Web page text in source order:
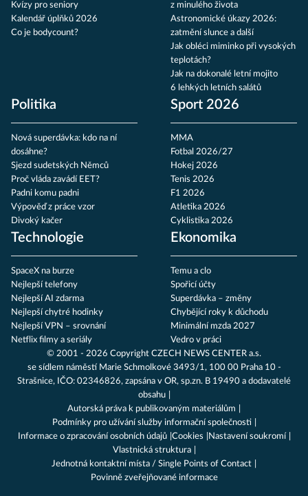
Kvízy pro seniory
Kalendář úplňků 2026
Co je bodycount?
z minulého života
Astronomické úkazy 2026:
zatmění slunce a další
Jak obléci miminko při vysokých
teplotách?
Jak na dokonalé letní mojito
6 lehkých letních salátů
Politika
Nová superdávka: kdo na ní
dosáhne?
Sjezd sudetských Němců
Proč vláda zavádí EET?
Padni komu padni
Výpověď z práce vzor
Divoký kačer
Sport 2026
MMA
Fotbal 2026/27
Hokej 2026
Tenis 2026
F1 2026
Atletika 2026
Cyklistika 2026
Technologie
SpaceX na burze
Nejlepší telefony
Nejlepší AI zdarma
Nejlepší chytré hodinky
Nejlepší VPN – srovnání
Netflix filmy a seriály
Ekonomika
Temu a clo
Spořicí účty
Superdávka – změny
Chybějící roky k důchodu
Minimální mzda 2027
Vedro v práci
© 2001 - 2026 Copyright CZECH NEWS CENTER a.s.
se sídlem náměstí Marie Schmolkové 3493/1, 100 00 Praha 10 -
Strašnice, IČO: 02346826, zapsána v OR, sp.zn. B 19490 a dodavatelé
obsahu
Autorská práva k publikovaným materiálům
Podmínky pro užívání služby informační společnosti
Informace o zpracování osobních údajů Cookies
Nastavení soukromí
Vlastnická struktura
Jednotná kontaktní místa / Single Points of Contact
Povinně zveřejňované informace